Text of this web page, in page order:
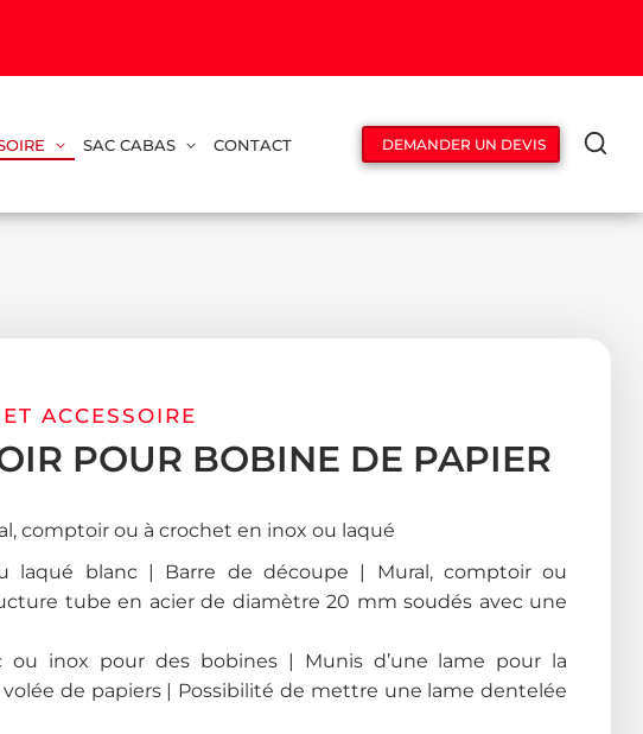
SAC CABAS CONTACT DEMANDER UN DEVIS
ACCESSOIRE
POUR BOBINE DE PAPIER
comptoir ou à crochet en inox ou laqué
laqué blanc | Barre de découpe | Mural, comptoir ou
tube en acier de diamètre 20 mm soudés avec une
ou inox pour des bobines | Munis d’une lame pour la
de papiers | Possibilité de mettre une lame dentelée